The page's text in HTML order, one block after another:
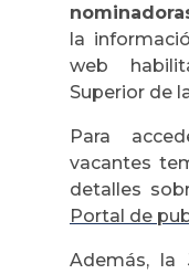
la
web
Superior de
Para
vacantes
detalles
Portal de
Además, la